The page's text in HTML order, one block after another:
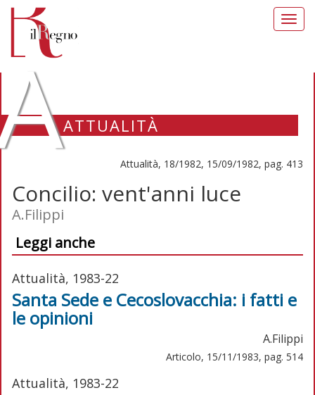
ATTUALITÀ
Attualità, 18/1982, 15/09/1982, pag. 413
Concilio: vent'anni luce
A.Filippi
Leggi anche
Attualità, 1983-22
Santa Sede e Cecoslovacchia: i fatti e
le opinioni
A.Filippi
Articolo, 15/11/1983, pag. 514
Attualità, 1983-22